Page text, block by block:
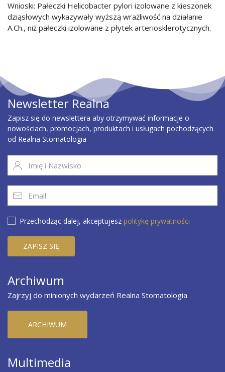
Wnioski: Pałeczki Helicobacter pylori izolowane z kieszonek
dziąsłowych wykazywały wyższą wrażliwość na działanie
A.Ch., niż pałeczki izolowane z płytek arteriosklerotycznych.
Newsletter Realna
Zapisz się do newslettera aby otrzymywać informacje o
nowościach, promocjach, produktach i usługach pochodzących
od Realna Stomatologia
Przechodząc dalej, akceptujesz politykę prywatności
Archiwum
Zajrzyj do minionych wydarzeń Realna Stomatologia
ARCHIWUM
Multimedia